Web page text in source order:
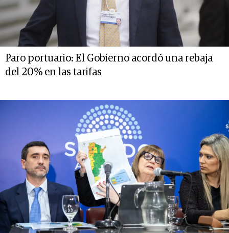
Paro portuario: El Gobierno acordó una rebaja
del 20% en las tarifas